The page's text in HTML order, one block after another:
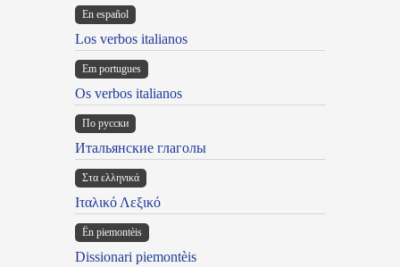
En español
Los verbos italianos
Em portugues
Os verbos italianos
По русски
Итальянские глаголы
Στα ελληνικά
Ιταλικό Λεξικό
Ën piemontèis
Dissionari piemontèis